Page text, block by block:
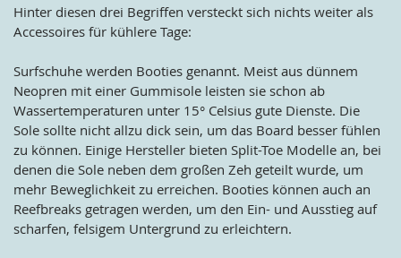
Hinter diesen drei Begriffen versteckt sich nichts weiter als
Accessoires für kühlere Tage:
Surfschuhe werden Booties genannt. Meist aus dünnem
Neopren mit einer Gummisole leisten sie schon ab
Wassertemperaturen unter 15° Celsius gute Dienste. Die
Sole sollte nicht allzu dick sein, um das Board besser fühlen
zu können. Einige Hersteller bieten Split-Toe Modelle an, bei
denen die Sole neben dem großen Zeh geteilt wurde, um
mehr Beweglichkeit zu erreichen. Booties können auch an
Reefbreaks getragen werden, um den Ein- und Ausstieg auf
scharfen, felsigem Untergrund zu erleichtern.